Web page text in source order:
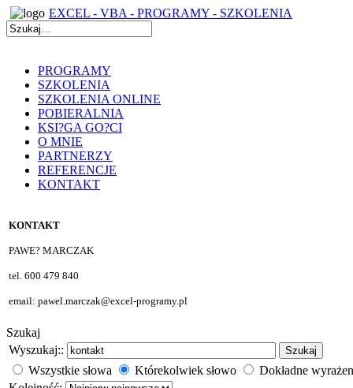
EXCEL - VBA - PROGRAMY - SZKOLENIA
PROGRAMY
SZKOLENIA
SZKOLENIA ONLINE
POBIERALNIA
KSI?GA GO?CI
O MNIE
PARTNERZY
REFERENCJE
KONTAKT
KONTAKT
PAWE? MARCZAK
tel. 600 479 840
email: pawel.marczak@excel-programy.pl
Szukaj
Wyszukaj::
Szukaj
Wszystkie słowa Którekolwiek słowo
Dokładne